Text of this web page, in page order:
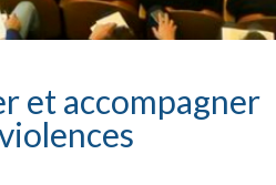
et accompagner